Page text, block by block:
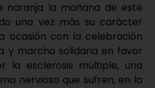
naranja la mañana de este
una vez más su carácter
ocasión con la celebración
y marcha solidaria en favor
la esclerosis múltiple, una
nervioso que sufren, en la